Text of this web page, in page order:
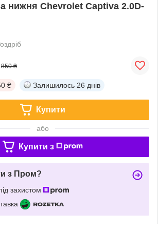
нижня Chevrolet Captiva 2.0D-
850 ₴
₴ Залишилось 26 днів
Купити
або
Купити з
з Пром?
захистом